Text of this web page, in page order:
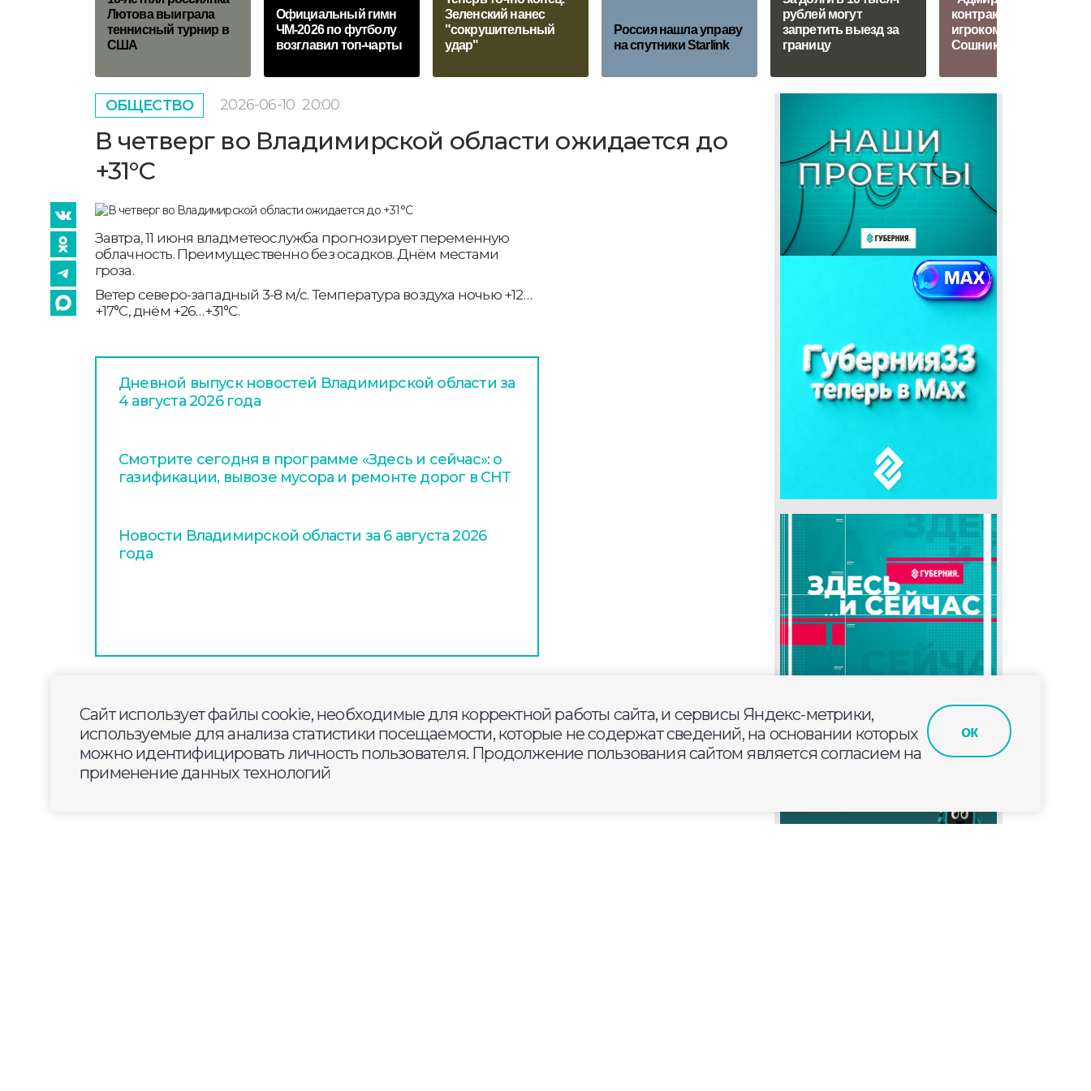
Лютова выиграла
теннисный турнир в
США
Официальный гимн
ЧМ-2026 по футболу
возглавил топ-чарты
Зеленский нанес
"сокрушительный
удар"
Россия нашла управу
на спутники Starlink
рублей могут
запретить выезд за
границу
контракт с экс-
игроком НХЛ
Сошниковым
ОБЩЕСТВО 2026-06-10 20:00
В четверг во Владимирской области ожидается до
+31°С
Завтра, 11 июня владметеослужба прогнозирует переменную
облачность. Преимущественно без осадков. Днём местами
гроза.
Ветер северо-западный 3-8 м/с. Температура воздуха ночью +12…
+17°С, днём +26…+31°С.
Дневной выпуск новостей Владимирской области за
4 августа 2026 года
Смотрите сегодня в программе «Здесь и сейчас»: о
газификации, вывозе мусора и ремонте дорог в СНТ
Новости Владимирской области за 6 августа 2026
года
Сайт использует файлы cookie, необходимые для корректной работы сайта, и сервисы Яндекс-метрики,
используемые для анализа статистики посещаемости, которые не содержат сведений, на основании которых
можно идентифицировать личность пользователя. Продолжение пользования сайтом является согласием на
применение данных технологий
ок